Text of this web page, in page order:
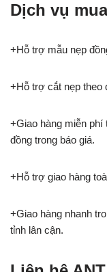
Dịch vụ
+Hỗ trợ mẫu nẹp
+Hỗ trợ cắt nẹp theo
+Giao hàng miễn
đồng trong báo giá.
+Hỗ trợ giao hàng
+Giao hàng nhanh
tỉnh lân cận.